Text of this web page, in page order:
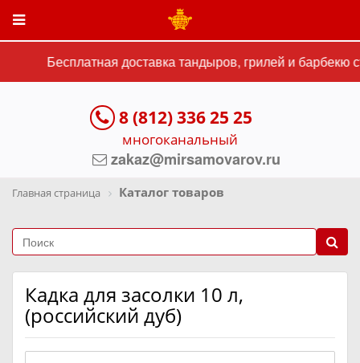
Бесплатная доставка тандыров, грилей и барбекю
8 (812) 336 25 25
многоканальный
zakaz@mirsamovarov.ru
Главная страница Каталог товаров
Кадка для засолки 10 л,
(российский дуб)